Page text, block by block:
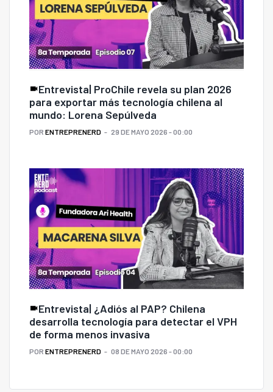
Entrevista| ProChile revela su plan 2026
para exportar más tecnología chilena al
mundo: Lorena Sepúlveda
POR ENTREPRENERD 29 DE MAYO 2026 - 00:00
Entrevista| ¿Adiós al PAP? Chilena
desarrolla tecnología para detectar el VPH
de forma menos invasiva
POR ENTREPRENERD 08 DE MAYO 2026 - 00:00